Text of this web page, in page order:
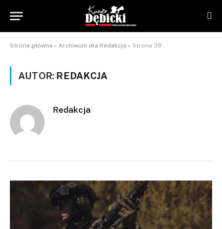
Strona główna » Archiwum dla Redakcja » Strona 38
AUTOR: REDAKCJA
Redakcja